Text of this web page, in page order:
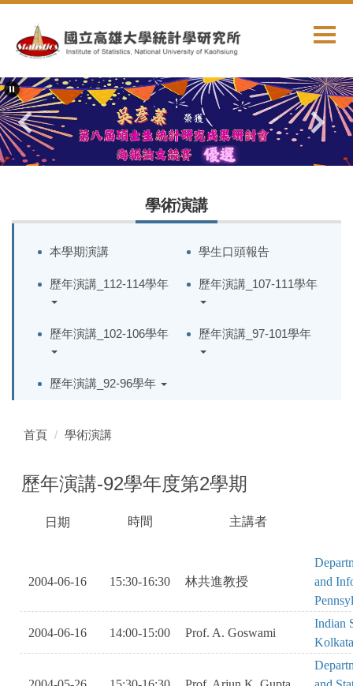
主
內
容
區
學術演講
本學期演講 學生口頭報告
歷年演講_112-114學年 歷年演講_107-111學年
歷年演講_102-106學年 歷年演講_97-101學年
歷年演講_92-96學年
首頁 學術演講
歷年演講-92學年度第2學期
日期
時間
主講者
2004-06-16 15:30-16:30 林共進教授
and
2004-06-16 14:00-15:00 Prof. A. Goswami
Indian